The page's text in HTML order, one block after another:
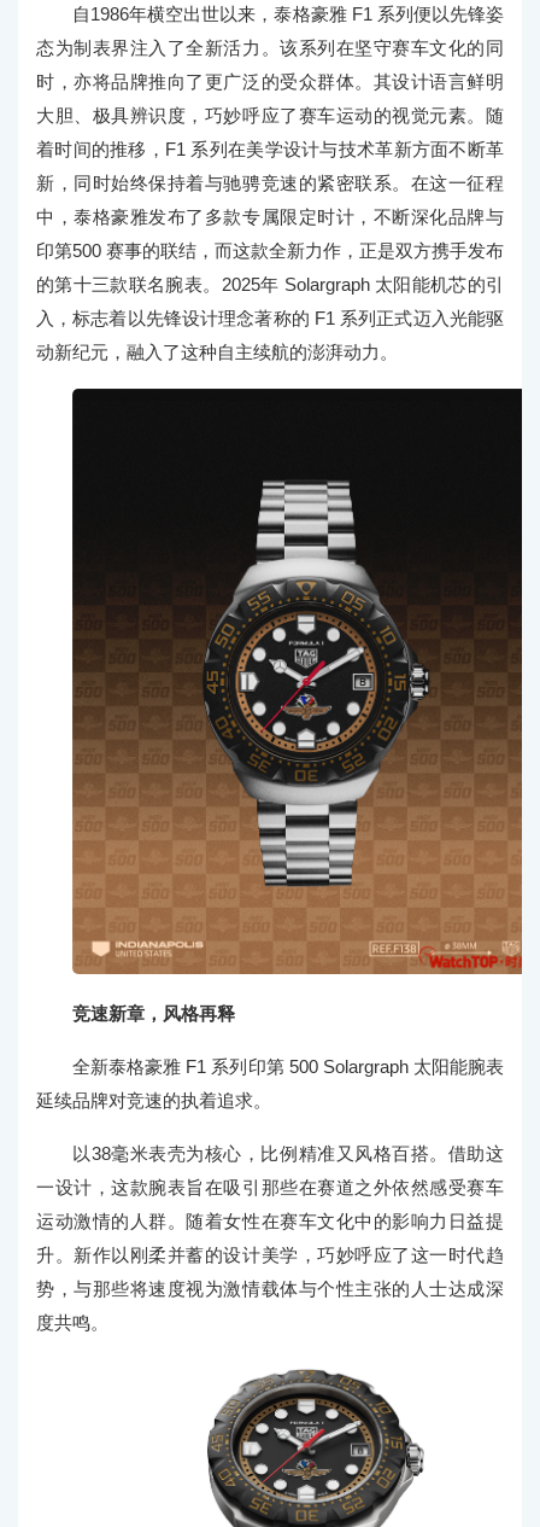
自1986年横空出世以来，泰格豪雅 F1 系列便以先锋姿
态为制表界注入了全新活力。该系列在坚守赛车文化的同
时，亦将品牌推向了更广泛的受众群体。其设计语言鲜明
大胆、极具辨识度，巧妙呼应了赛车运动的视觉元素。随
着时间的推移，F1 系列在美学设计与技术革新方面不断革
新，同时始终保持着与驰骋竞速的紧密联系。在这一征程
中，泰格豪雅发布了多款专属限定时计，不断深化品牌与
印第500 赛事的联结，而这款全新力作，正是双方携手发布
的第十三款联名腕表。2025年 Solargraph 太阳能机芯的引
入，标志着以先锋设计理念著称的 F1 系列正式迈入光能驱
动新纪元，融入了这种自主续航的澎湃动力。
竞速新章，风格再释
全新泰格豪雅 F1 系列印第 500 Solargraph 太阳能腕表
延续品牌对竞速的执着追求。
以38毫米表壳为核心，比例精准又风格百搭。借助这
一设计，这款腕表旨在吸引那些在赛道之外依然感受赛车
运动激情的人群。随着女性在赛车文化中的影响力日益提
升。新作以刚柔并蓄的设计美学，巧妙呼应了这一时代趋
势，与那些将速度视为激情载体与个性主张的人士达成深
度共鸣。